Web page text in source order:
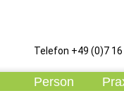
Telefon +49 (0)7
Person